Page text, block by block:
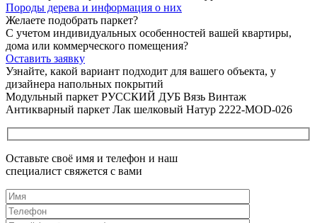
Породы дерева и информация о них
Желаете подобрать паркет?
С учетом индивидуальных особенностей вашей квартиры,
дома или коммерческого помещения?
Оставить заявку
Узнайте, какой вариант подходит для вашего объекта, у
дизайнера напольных покрытий
Модульный паркет РУССКИЙ ДУБ Вязь Винтаж
Антикварный паркет Лак шелковый Натур 2222-MOD-026
Оставьте своё имя и телефон и наш
специалист свяжется с вами